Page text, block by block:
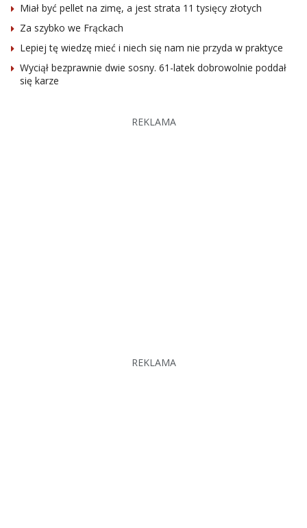
Miał być pellet na zimę, a jest strata 11 tysięcy złotych
Za szybko we Frąckach
Lepiej tę wiedzę mieć i niech się nam nie przyda w praktyce
Wyciął bezprawnie dwie sosny. 61-latek dobrowolnie poddał
się karze
REKLAMA
REKLAMA